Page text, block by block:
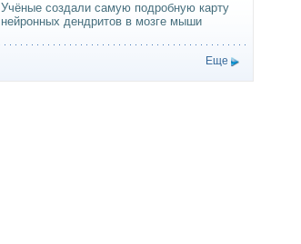
Учёные создали самую подробную карту
нейронных дендритов в мозге мыши
Еще